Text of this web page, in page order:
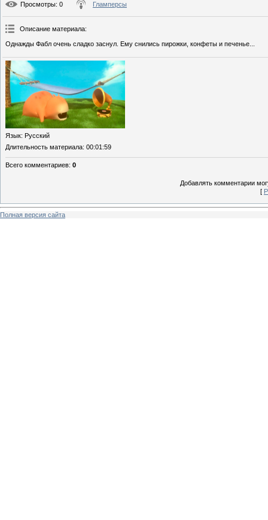
Просмотры: 0 Гламперсы
Описание материала:
Однажды Фабл очень сладко заснул. Ему снились пирожки, конфеты и печенье...
Язык: Русский
Длительность материала: 00:01:59
Всего комментариев: 0
Добавлять комментарии
[
Полная версия сайта